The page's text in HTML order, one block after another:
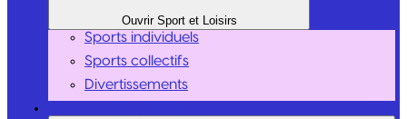
Ouvrir Sport et Loisirs
Sports individuels
Sports collectifs
Divertissements